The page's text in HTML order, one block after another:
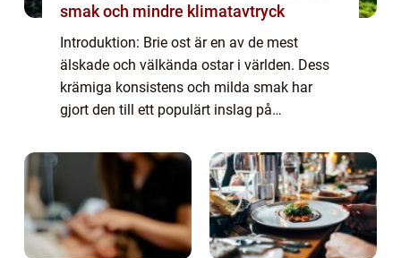
smak och mindre klimatavtryck
Introduktion: Brie ost är en av de mest
älskade och välkända ostar i världen. Dess
krämiga konsistens och milda smak har
gjort den till ett populärt inslag på
maträtter. I denna artikel kommer vi att ge